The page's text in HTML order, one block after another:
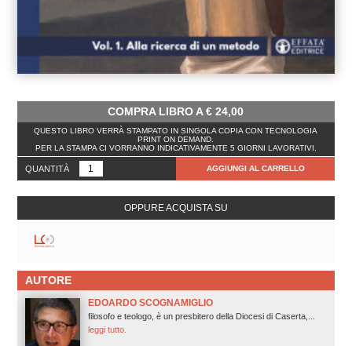
COMPRA LIBRO A€ 24,00
QUESTO LIBRO VERRÀ STAMPATO IN SINGOLA COPIA CON TECNOLOGIA
PRINT ON DEMAND.
PER LA STAMPA CI VORRANNO INDICATIVAMENTE 5 GIORNI LAVORATIVI.
QUANTITÀ AGGIUNGI AL CARRELLO
OPPURE ACQUISTA SU
AUTORE
EDOARDO SCOGNAMIGLIO
filosofo e teologo, è un presbitero della Diocesi di Caserta,...
leggi tutto.